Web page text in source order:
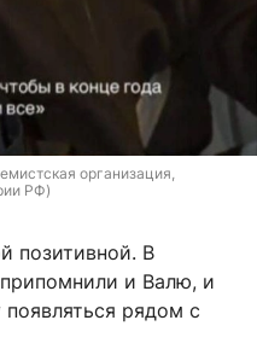
организация,
РФ)
позитивной. В
и Валю, и
рядом с